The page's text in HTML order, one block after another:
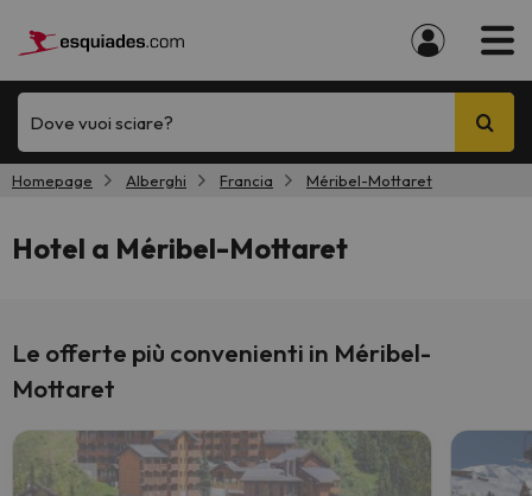
Dove vuoi sciare?
Homepage Alberghi Francia Méribel-Mottaret
Hotel a Méribel-Mottaret
Le offerte più convenienti in Méribel-
Mottaret